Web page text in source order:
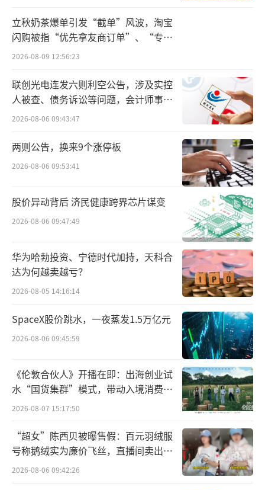
越来越高的品质和口感的要求。
“当前，随着年轻消费群体逐步成为市场
消费主力，年轻化成为白酒行业必须面对的问
题。对于如何在保持传统芝麻香气的同时融入
现代元素，让更多年轻消费者接受和喜爱，景
具体实践给出了解答。”魏强表示，从发展战
略上，要积极主动拥抱年轻人，持续创新品牌
营销方式，打造年轻人喜欢的消费场景，近距
离与年轻人互动。（责任编辑：zx0280）
立秋奶茶爆单引发“截单”风波，淘宝
闪购被指“优先拿友商订单”、“专挑
贵的拿”
2026-08-09 12:56:23
联创光电连发六则利空公告，涉及实控
人被查、债务诉讼等问题，会计师事务
所曾出具“保留意见”
2026-08-06 09:43:47
两则公告，换来9个涨停板
2026-08-06 09:53:41
股价异动背后 济民健康跨界芯片谋变
2026-08-06 09:47:49
华为哈勃投资、宁德时代加持，天科合
达为何越卖越亏？
2026-08-05 14:16:14
SpaceX股价跳水，一夜蒸发1.5万亿元
2026-08-06 09:45:59
《伦敦合伙人》开播在即：出海创业试
水“国货集群”模式，带动入境消费反
向种草
2026-08-07 15:17:50
“超女”陈西贝被曝售假：百元羽绒服
号称鹅绒实为廉价飞丝，直播间卖出超
百万元
2026-08-06 09:42:26